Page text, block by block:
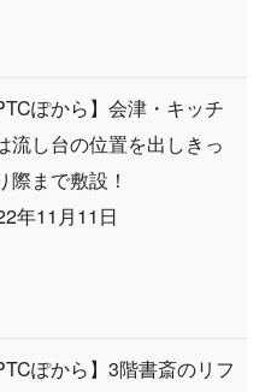
ぽから】会津・キッチ
流し台の位置を出しきっ
際まで敷設！
年11月11日
ぽから】3階書斎のリフ